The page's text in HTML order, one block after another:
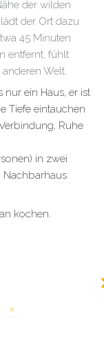
der wilden
der Ort dazu
45 Minuten
entfernt, fühlt
Welt.
nur ein Haus, er ist
Tiefe eintauchen
Ruhe
in zwei
Nachbarhaus
kochen.